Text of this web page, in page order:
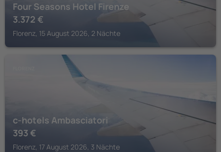
Four Seasons Hotel Firenze
3.372 €
Florenz, 15 August 2026, 2 Nächte
c-hotels Ambasciatori
393 €
Florenz, 17 August 2026, 3 Nächte